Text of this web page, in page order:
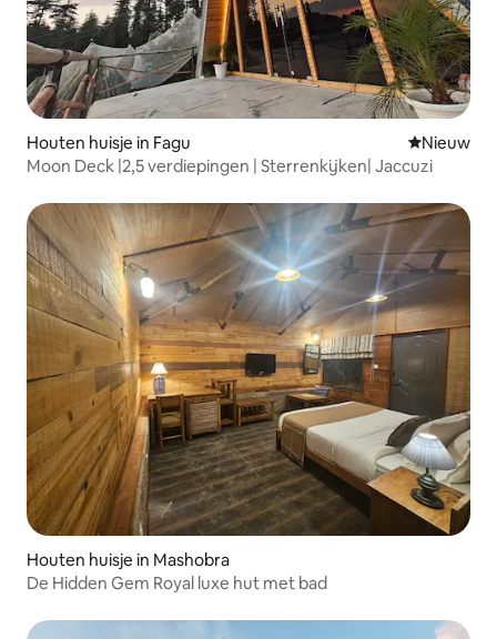
Houten huisje in Fagu Nieuwe
Nieuw
Moon Deck |2,5 verdiepingen | Sterrenkijken| Jaccuzi
Houten huisje in Mashobra
De Hidden Gem Royal luxe hut met bad